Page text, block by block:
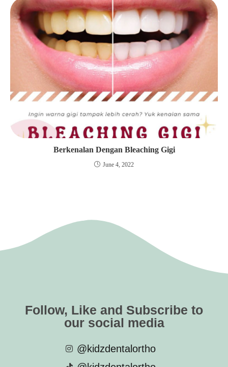
Berkenalan Dengan Bleaching Gigi
June 4, 2022
Follow, Like and Subscribe to
our social media
@kidzdentalortho